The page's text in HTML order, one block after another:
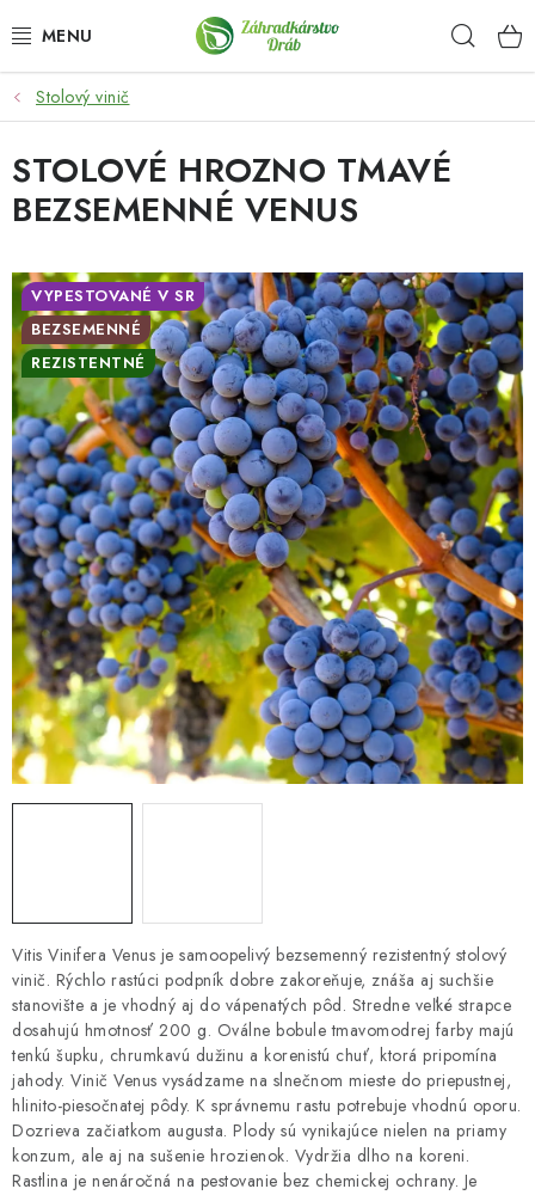
na
OKRASNÉ DREVINY
OLIVOVNÍKY, PALMY, CITRUSY
DROBNÉ OVOCIE
OVOCNÉ STROMY
KVETY A BYLINKY
SADIVÁ
ZÁHRADKÁRSKE POTREBY
HNOJIVÁ
CHÉMIA
KVETINÁČE
DEKORÁCIE
PRIESADY ZELENINY
Stolový vinič
Vitis Vinifera Venus je samoopelivý bezsemenný rezistentný stolový
vinič. Rýchlo rastúci podpník dobre zakoreňuje, znáša aj suchšie
stanovište a je vhodný aj do vápenatých pôd. Stredne veľké strapce
dosahujú hmotnosť 200 g. Oválne bobule tmavomodrej farby majú
tenkú šupku, chrumkavú dužinu a korenistú chuť, ktorá pripomína
jahody. Vinič Venus vysádzame na slnečnom mieste do priepustnej,
hlinito-piesočnatej pôdy. K správnemu rastu potrebuje vhodnú oporu.
Dozrieva začiatkom augusta. Plody sú vynikajúce nielen na priamy
konzum, ale aj na sušenie hrozienok. Vydržia dlho na koreni.
Rastlina je nenáročná na pestovanie bez chemickej ochrany. Je
STOLOVÉ HROZNO TMAVÉ
BEZSEMENNÉ VENUS
VYPESTOVANÉ V SR
BEZSEMENNÉ
REZISTENTNÉ